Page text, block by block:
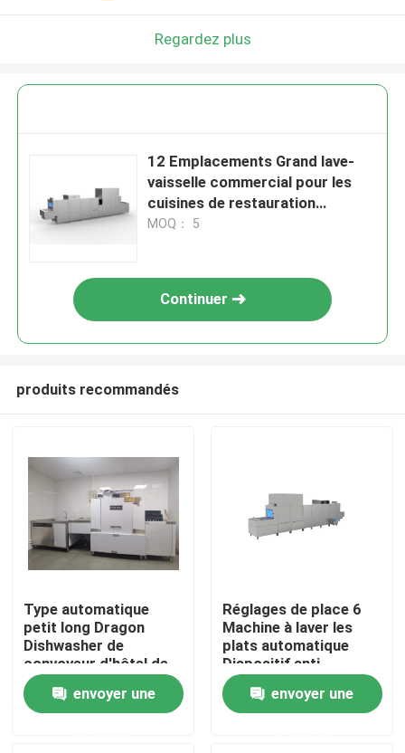
Aperçu
Produits
Regardez plus
12 Emplacements Grand lave-
vaisselle commercial pour les
cuisines de restauration
occupées
MOQ： 5
Continuer
produits recommandés
Type automatique
petit long Dragon
Dishwasher de
convoyeur d'hôtel de
restaurant
envoyer une
Réglages de place 6
Machine à laver les
plats automatique
Dispositif anti-
inondation
envoyer une